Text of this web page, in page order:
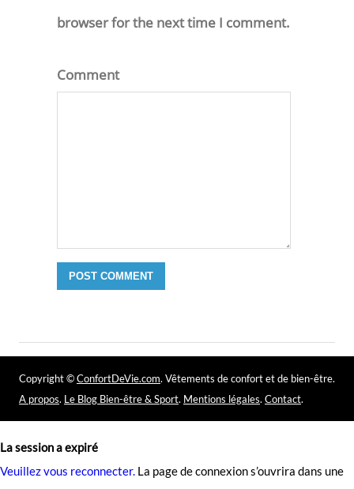
browser for the next time I comment.
Comment
Copyright ©ConfortDeVie.com. Vêtements de confort et de bien-être.
A propos. Le Blog Bien-être & Sport. Mentions légales. Contact.
La session a expiré
Veuillez vous reconnecter. La page de connexion s’ouvrira dans une